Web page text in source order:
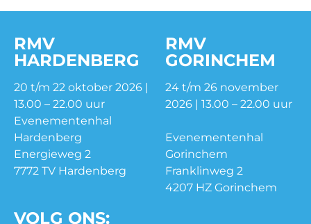
RMV
HARDENBERG
20 t/m 22 oktober 2026 |
13.00 – 22.00 uur
Evenementenhal
Hardenberg
Energieweg 2
7772 TV Hardenberg
RMV
GORINCHEM
24 t/m 26 november
2026 | 13.00 – 22.00 uur
Evenementenhal
Gorinchem
Franklinweg 2
4207 HZ Gorinchem
VOLG ONS: